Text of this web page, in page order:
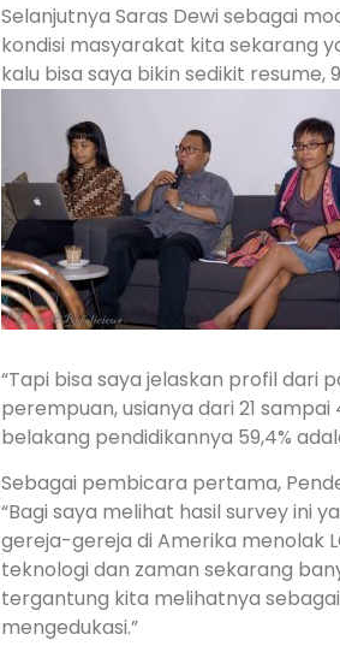
Selanjutnya Saras Dewi sebagai
kondisi masyarakat kita sekarang
kalu bisa saya bikin sedikit resume,
“Tapi bisa saya jelaskan profil dari
perempuan, usianya dari 21
belakang pendidikannya 59,4%
Sebagai pembicara pertama,
“Bagi saya melihat hasil survey ini
gereja-gereja di Amerika menolak
teknologi dan zaman sekarang
tergantung kita melihatnya
mengedukasi.”